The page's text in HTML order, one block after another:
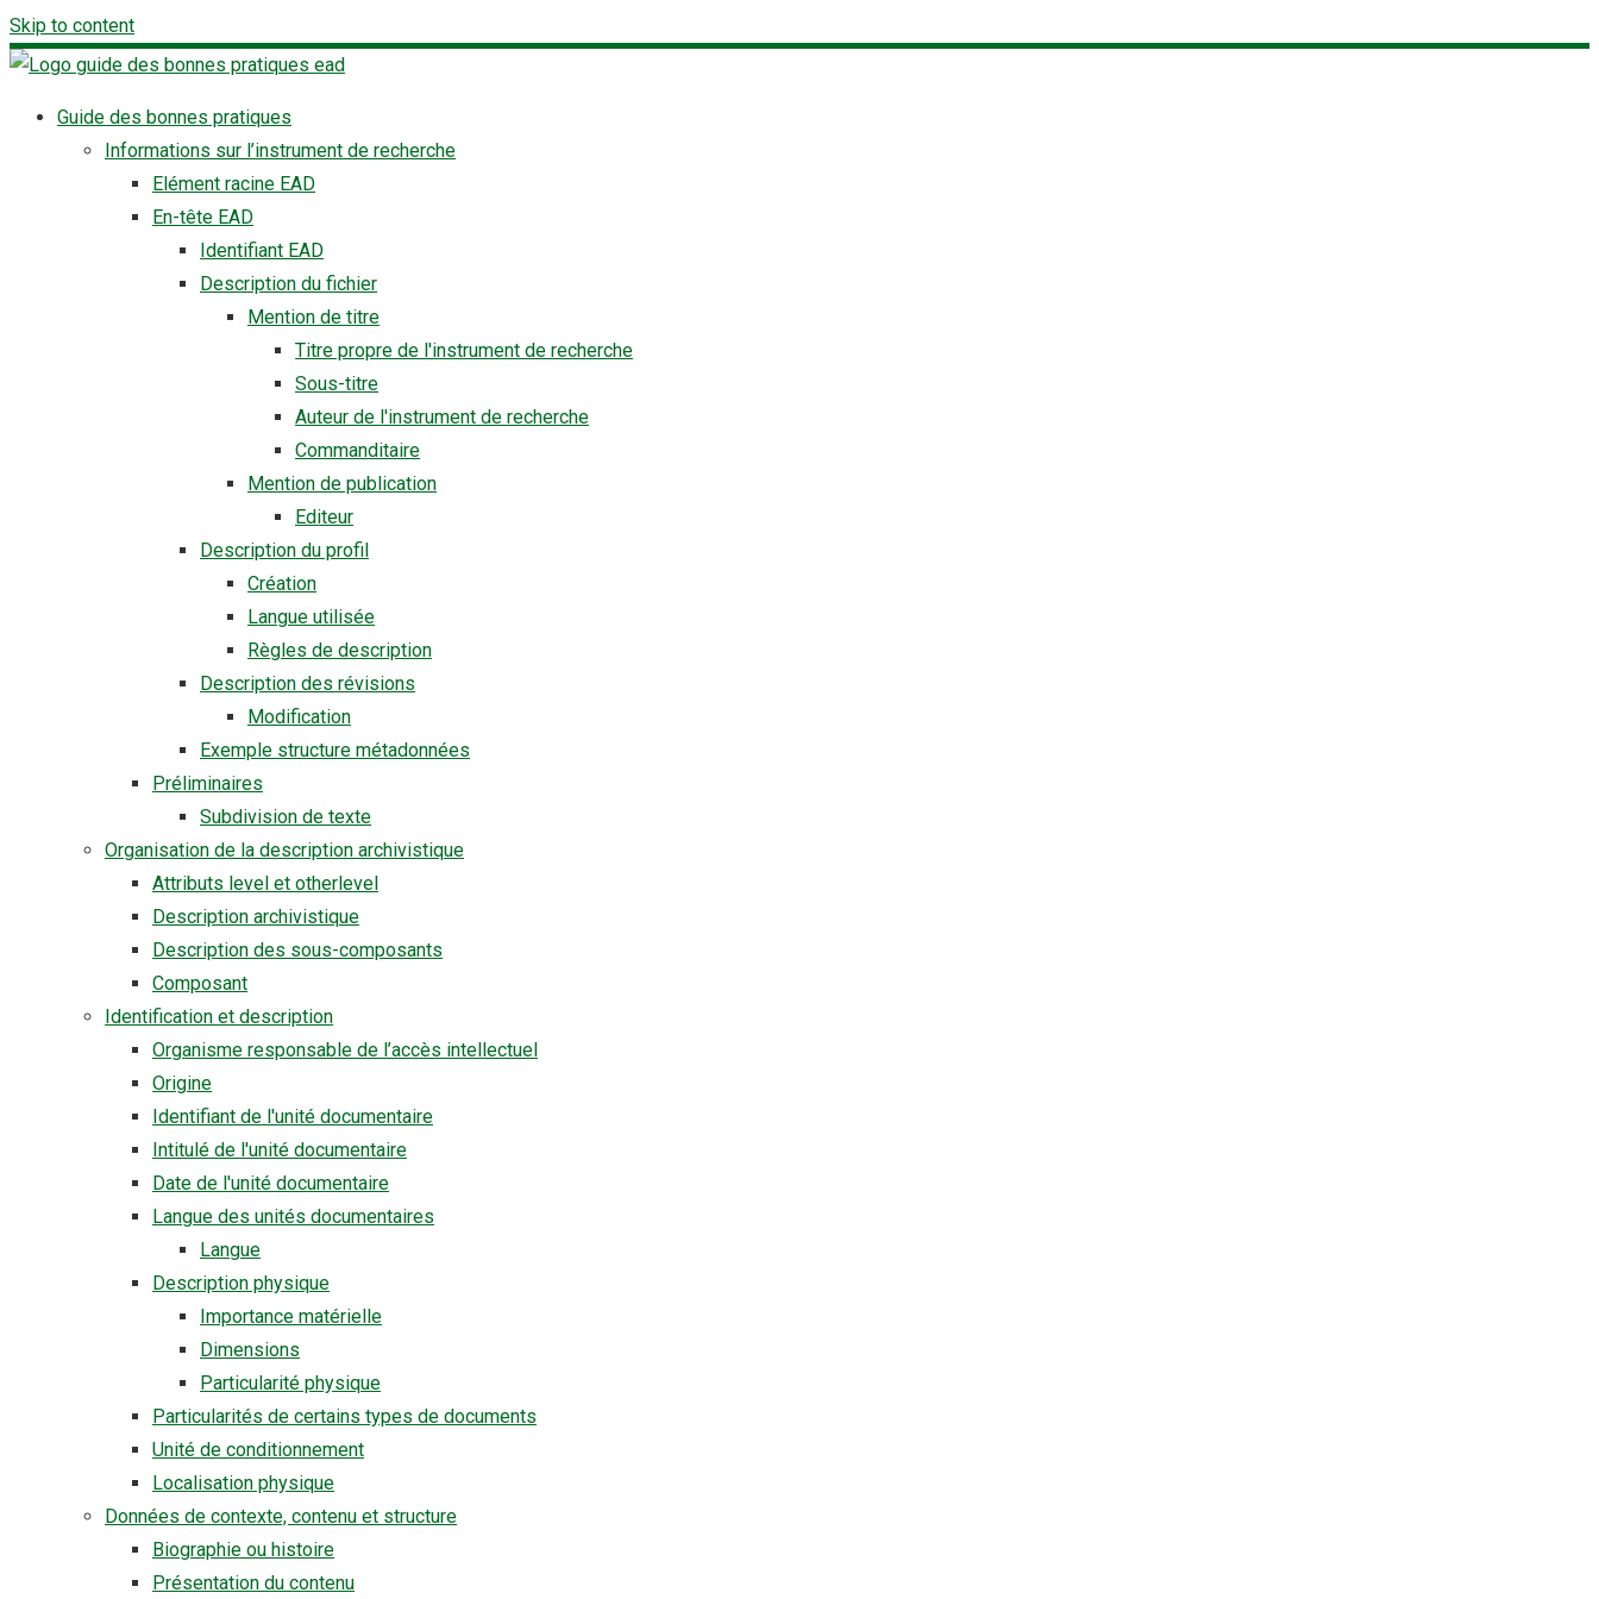
Skip to content
Guide des bonnes pratiques
Informations sur l’instrument de recherche
Elément racine EAD
En-tête EAD
Identifiant EAD
Description du fichier
Mention de titre
Titre propre de l'instrument de recherche
Sous-titre
Auteur de l'instrument de recherche
Commanditaire
Mention de publication
Editeur
Description du profil
Création
Langue utilisée
Règles de description
Description des révisions
Modification
Exemple structure métadonnées
Préliminaires
Subdivision de texte
Organisation de la description archivistique
Attributs level et otherlevel
Description archivistique
Description des sous-composants
Composant
Identification et description
Organisme responsable de l’accès intellectuel
Origine
Identifiant de l'unité documentaire
Intitulé de l'unité documentaire
Date de l'unité documentaire
Langue des unités documentaires
Langue
Description physique
Importance matérielle
Dimensions
Particularité physique
Particularités de certains types de documents
Unité de conditionnement
Localisation physique
Données de contexte, contenu et structure
Biographie ou histoire
Présentation du contenu